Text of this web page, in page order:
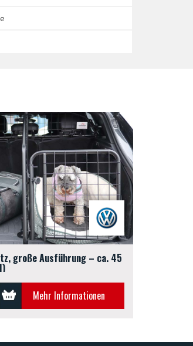
große Ausführung – ca. 45
Mehr Informationen